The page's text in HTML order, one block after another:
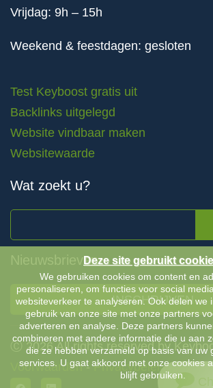
Vrijdag: 9h – 15h
Weekend & feestdagen: gesloten
Test Keyboost gratis uit
Backlinks uitgelegd
Website vindbaar maken
Websitewaarde
Wat zoekt u?
Nieuwsbrieven
INSCHRIJVEN
Ⓒ 2026 All rights reserved by
Voorwaarden-Privacybeleid
Deze site gebruikt
We gebruiken cookies om content en
personaliseren, om functies voor social
websiteverkeer te analyseren. Ook delen we
gebruik van onze site met onze partners
adverteren en analyse. Deze partners
combineren met andere informatie die u aan
die ze hebben verzameld op basis van uw
services. U gaat akkoord met onze cookies
blijft gebruiken.